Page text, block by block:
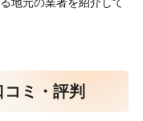
ミ・評判